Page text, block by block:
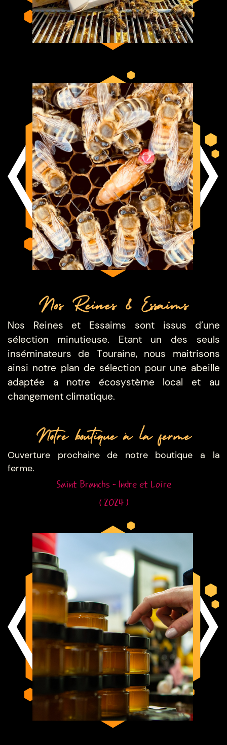
Nos Reines & Essaims
Nos Reines et Essaims sont issus d’une
sélection minutieuse. Etant un des seuls
inséminateurs de Touraine, nous maitrisons
ainsi notre plan de sélection pour une abeille
adaptée a notre écosystème local et au
changement climatique.
Notre boutique à la ferme
Ouverture prochaine de notre boutique a la
ferme.
Saint Branchs - Indre et Loire
( 2024 )